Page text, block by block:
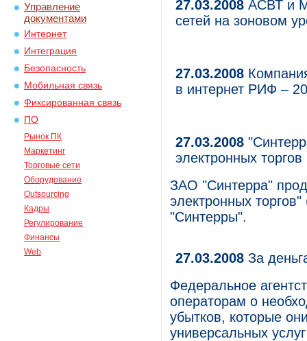
Управление
документами
Интернет
Интеграция
Безопасность
Мобильная связь
Фиксированная связь
ПО
Рынок ПК
Маркетинг
Торговые сети
Оборудование
Outsourcing
Кадры
Регулирование
Финансы
Web
27.03.2008 АСВТ и
сетей на зоновом
27.03.2008
в интернет РИФ –
27.03.2008
электронных торгов
ЗАО "Синтерра"
электронных
"Синтерры".
27.03.2008 За
Федеральное
операторам о
убытков, которые
универсальных